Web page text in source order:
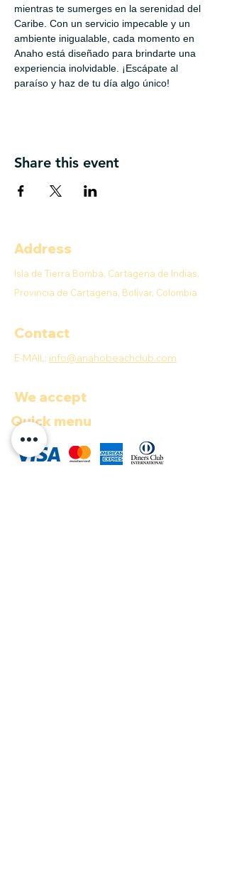
mientras te sumerges en la serenidad del
Caribe. Con un servicio impecable y un
ambiente inigualable, cada momento en
Anaho está diseñado para brindarte una
experiencia inolvidable. ¡Escápate al
paraíso y haz de tu día algo único!
Share this event
Address
Isla de Tierra Bomba, Cartagena de Indias,
Provincia de Cartagena, Bolívar, Colombia
Contact
E-MAIL: info@anahobeachclub.com
We accept
Quick menu